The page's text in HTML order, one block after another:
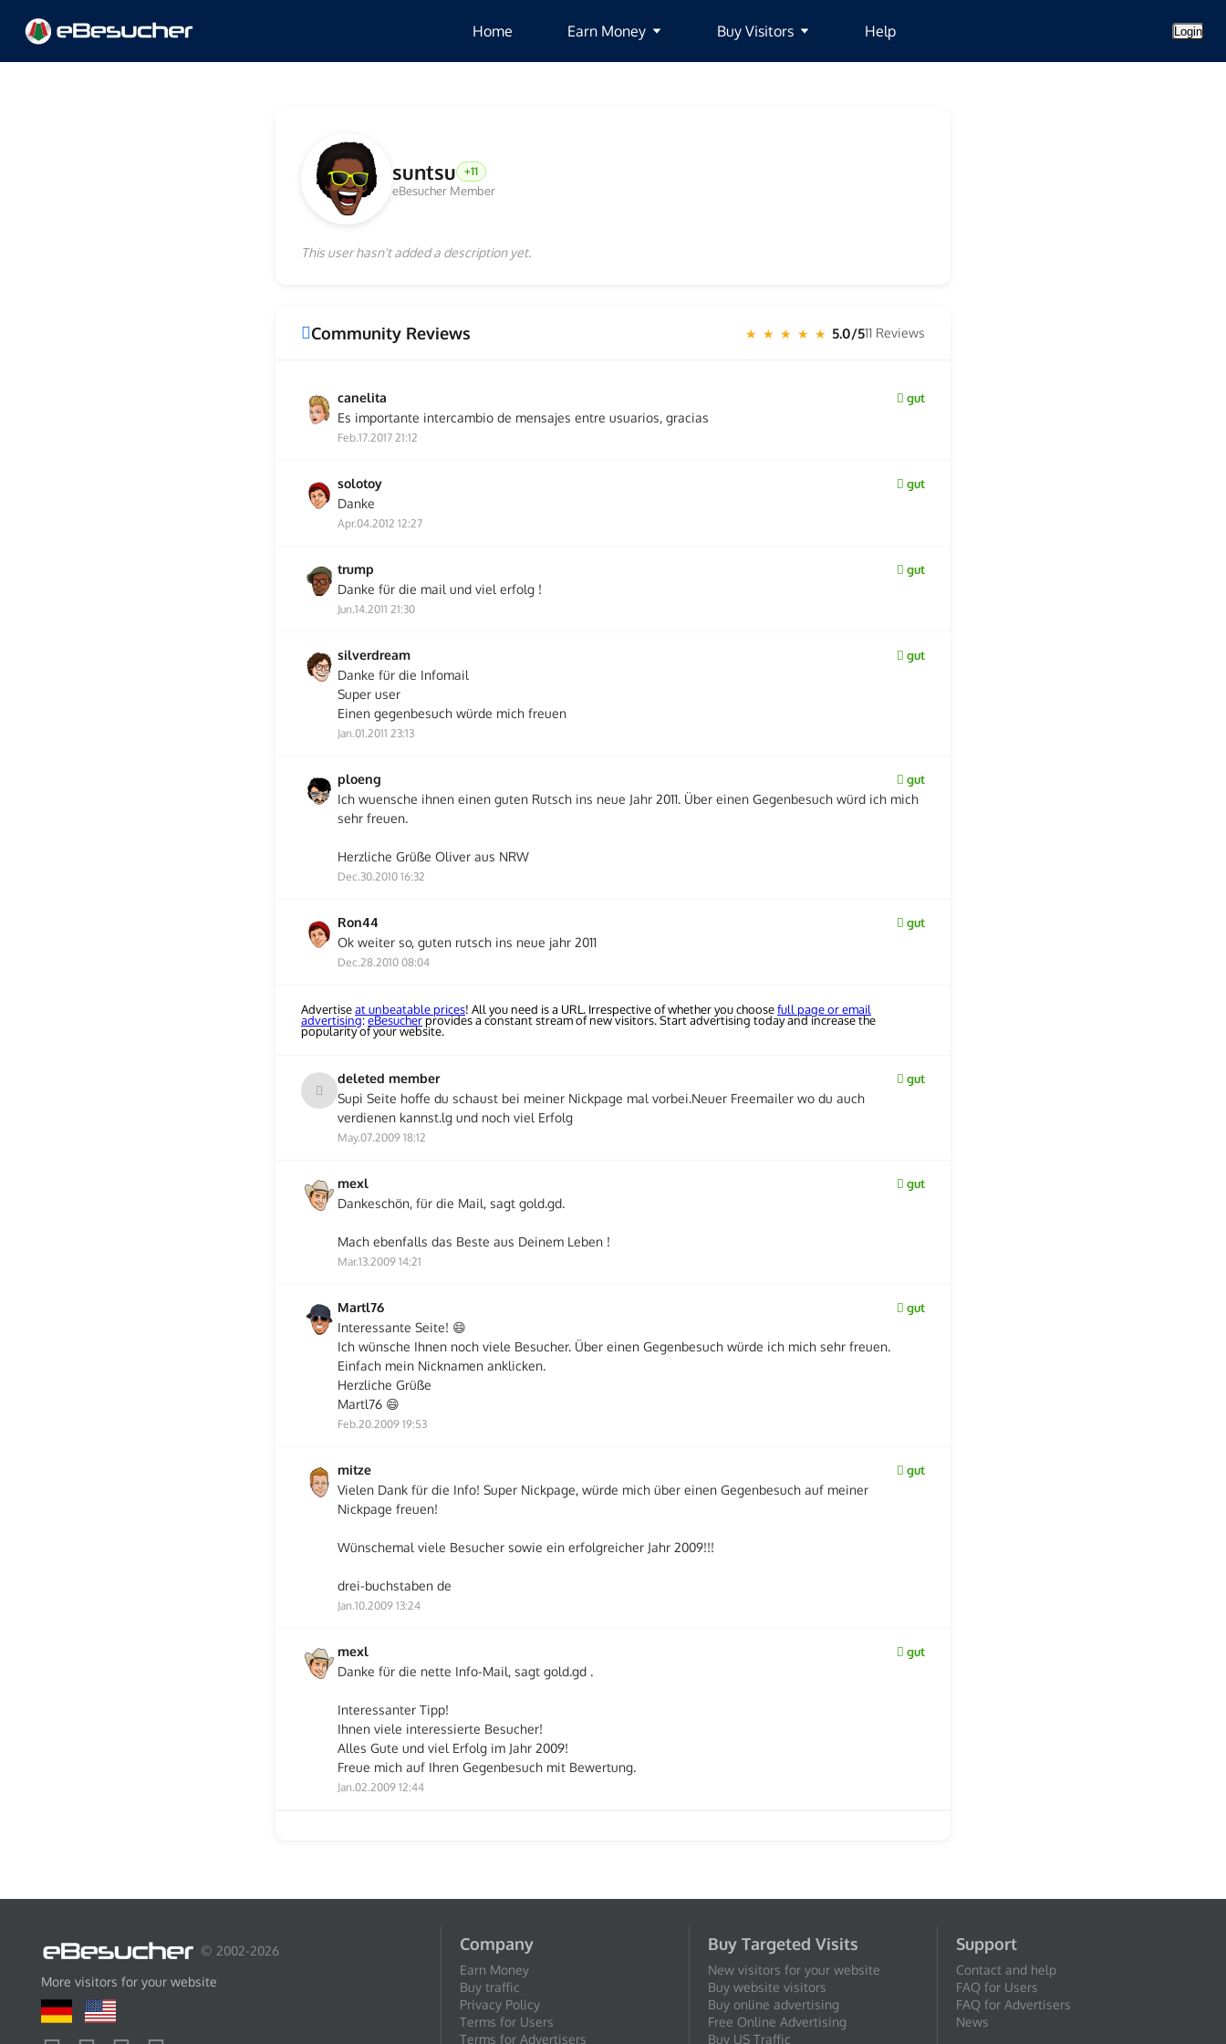
Home Earn Money Buy Visitors Help Login
suntsu +11
eBesucher Member
This user hasn't added a description yet.
Community Reviews ★ ★ ★ ★ ★ 5.0/511 Reviews
canelita gut
Es importante intercambio de mensajes entre usuarios, gracias
Feb.17.2017 21:12
solotoy gut
Danke
Apr.04.2012 12:27
trump gut
Danke für die mail und viel erfolg !
Jun.14.2011 21:30
silverdream gut
Danke für die Infomail
Super user
Einen gegenbesuch würde mich freuen
Jan.01.2011 23:13
ploeng gut
Ich wuensche ihnen einen guten Rutsch ins neue Jahr 2011. Über einen Gegenbesuch würd ich mich
sehr freuen.
Herzliche Grüße Oliver aus NRW
Dec.30.2010 16:32
Ron44 gut
Ok weiter so, guten rutsch ins neue jahr 2011
Dec.28.2010 08:04
Advertiseat unbeatable prices! All you need is a URL. Irrespective of whether you choosefull page or email
advertising:eBesucherprovides a constant stream of new visitors. Start advertising today and increase the
popularity of your website.
deleted member gut
Supi Seite hoffe du schaust bei meiner Nickpage mal vorbei.Neuer Freemailer wo du auch
verdienen kannst.lg und noch viel Erfolg
May.07.2009 18:12
mexl gut
Dankeschön, für die Mail, sagt gold.gd.
Mach ebenfalls das Beste aus Deinem Leben !
Mar.13.2009 14:21
Martl76 gut
Interessante Seite! 😄
Ich wünsche Ihnen noch viele Besucher. Über einen Gegenbesuch würde ich mich sehr freuen.
Einfach mein Nicknamen anklicken.
Herzliche Grüße
Martl76 😄
Feb.20.2009 19:53
mitze gut
Vielen Dank für die Info! Super Nickpage, würde mich über einen Gegenbesuch auf meiner
Nickpage freuen!
Wünschemal viele Besucher sowie ein erfolgreicher Jahr 2009!!!
drei-buchstaben de
Jan.10.2009 13:24
mexl gut
Danke für die nette Info-Mail, sagt gold.gd .
Interessanter Tipp!
Ihnen viele interessierte Besucher!
Alles Gute und viel Erfolg im Jahr 2009!
Freue mich auf Ihren Gegenbesuch mit Bewertung.
Jan.02.2009 12:44
© 2002-2026
More visitors for your website
Company
Earn Money
Buy traffic
Privacy Policy
Terms for Users
Terms for Advertisers
Buy Targeted Visits
New visitors for your website
Buy website visitors
Buy online advertising
Free Online Advertising
Buy US Traffic
Support
Contact and help
FAQ for Users
FAQ for Advertisers
News